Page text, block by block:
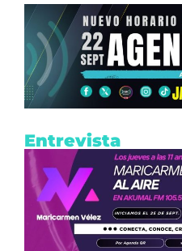
Entrevista